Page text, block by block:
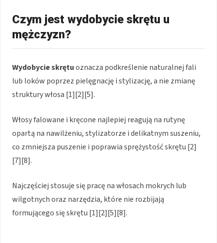
Czym jest wydobycie skrętu u
mężczyzn?
Wydobycie skrętuoznacza podkreślenie naturalnej fali
lub loków poprzez pielęgnację i stylizację, a nie zmianę
struktury włosa [1][2][5].
Włosy falowane i kręcone najlepiej reagują na rutynę
opartą na nawilżeniu, stylizatorze i delikatnym suszeniu,
co zmniejsza puszenie i poprawia sprężystość skrętu [2]
[7][8].
Najczęściej stosuje się pracę na włosach mokrych lub
wilgotnych oraz narzędzia, które nie rozbijają
formującego się skrętu [1][2][5][8].